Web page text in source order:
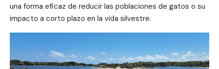
una forma eficaz de reducir las poblaciones de gatos o su
impacto a corto plazo en la vida silvestre.